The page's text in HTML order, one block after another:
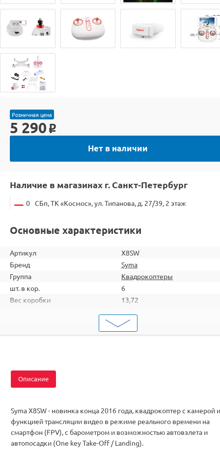
Розничная цена
5 290 o
Нет в наличии
Наличие в магазинах г. Санкт-Петербург
0 СБп, ТК «Космос», ул. Типанова, д. 27/39, 2 этаж
Основные характеристики
Артикул
X8SW
Бренд
Syma
Группа
Квадрокоптеры
шт. в кор.
6
Вес коробки
13,72
2000000003238
Комплектация
Описание
Syma X8SW - новинка конца 2016 года, квадрокоптер с камерой и
функцией трансляции видео в режиме реального времени на
смартфон (FPV), с барометром и возможностью автовзлета и
автопосадки (One key Take-Off / Landing).